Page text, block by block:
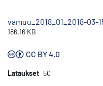
vamuu_2018_01_2018-03-
186.16 KB
CC BY 4.0
Lataukset 50